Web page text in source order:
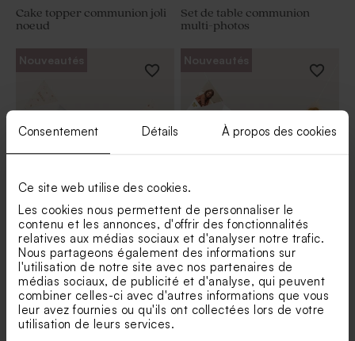
Consentement Détails À propos des cookies
Ce site web utilise des cookies.
Les cookies nous permettent de personnaliser le
contenu et les annonces, d'offrir des fonctionnalités
relatives aux médias sociaux et d'analyser notre trafic.
Nous partageons également des informations sur
l'utilisation de notre site avec nos partenaires de
médias sociaux, de publicité et d'analyse, qui peuvent
combiner celles-ci avec d'autres informations que vous
leur avez fournies ou qu'ils ont collectées lors de votre
utilisation de leurs services.
Cake topper communion joli
noeud
Set de table communion
multi-photos
Nouveautés
Guirlande communion effet
vintage
Nouveautés
Guirlande communion joli
noeud
Toute la déco communion